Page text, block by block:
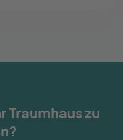
Traumhaus zu